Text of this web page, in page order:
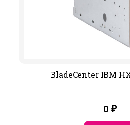
BladeCenter IBM
0 ₽